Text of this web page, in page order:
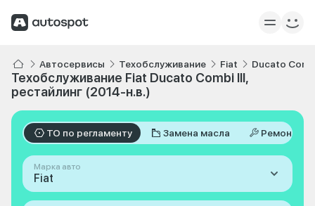
Автосервисы Техобслуживание Fiat Ducato
Техобслуживание Fiat Ducato Combi III,
рестайлинг (2014-н.в.)
ТО по регламенту Замена масла Ремонт
Марка авто
Fiat